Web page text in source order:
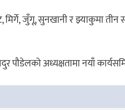
जुँगू, सुनखानी र झ्याकुमा
पौडेलको अध्यक्षतामा नयाँ